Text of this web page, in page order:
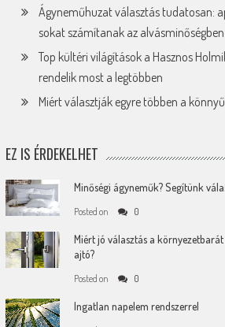
Ágyneműhuzat választás tudatosan:
sokat számítanak az alvásminőségben
Top kültéri világítások a Hasznos
rendelik most a legtöbben
Miért választják egyre többen a
EZ IS ÉRDEKELHET
Minőségi ágyneműk? Segítünk
Posted on 0
Miért jó választás a
ajtó?
Posted on 0
Ingatlan napelem rendszerrel